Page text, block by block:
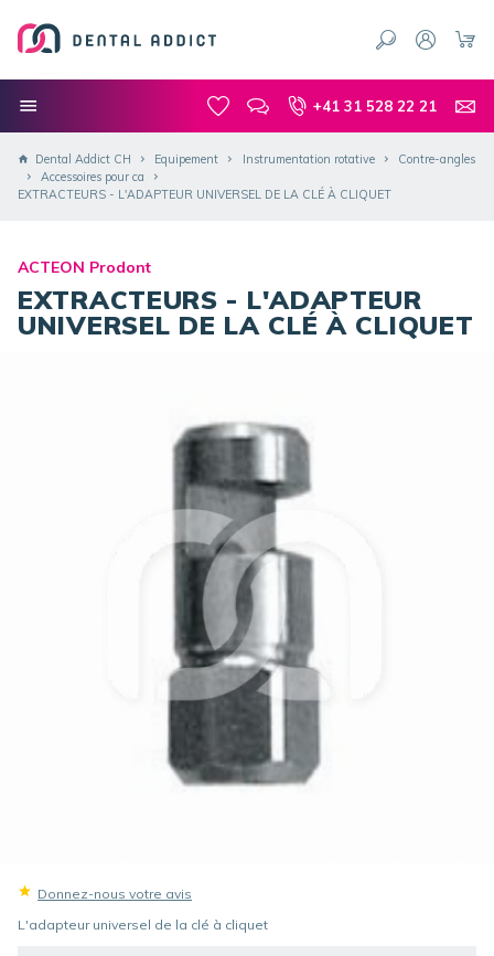
+41 31 528 22 21
Dental Addict CH Equipement Instrumentation rotative
Contre-angles
Accessoires pour ca
EXTRACTEURS - L'ADAPTEUR UNIVERSEL DE LA CLÉ À CLIQUET
ACTEON Prodont
EXTRACTEURS - L'ADAPTEUR
UNIVERSEL DE LA CLÉ À CLIQUET
Donnez-nous votre avis
L'adapteur universel de la clé à cliquet